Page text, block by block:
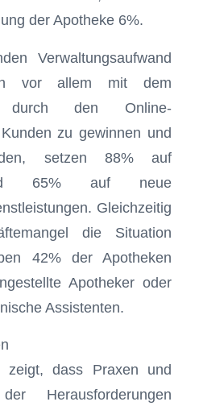
der Apotheke 6%.
Verwaltungsaufwand
vor allem mit dem
durch den Online-
zu gewinnen und
setzen 88% auf
65% auf neue
Gleichzeitig
die Situation
42% der Apotheken
Apotheker oder
Assistenten.
zeigt, dass Praxen und
Herausforderungen